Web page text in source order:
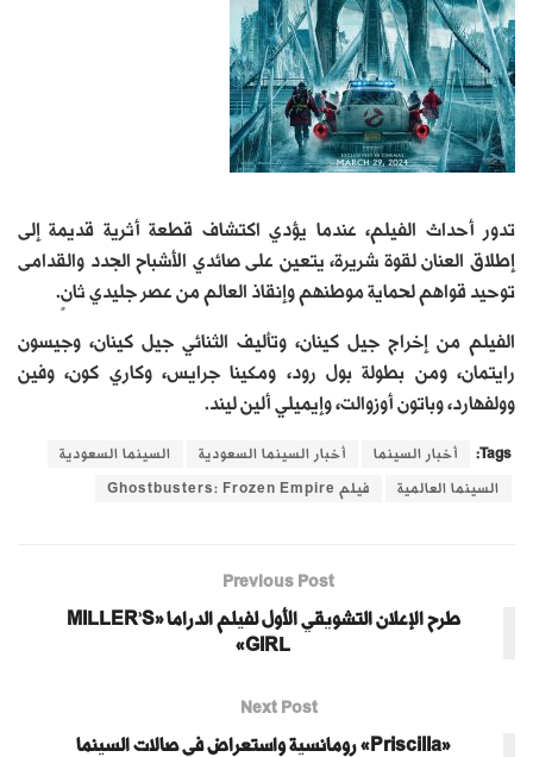
تدور أحداث الفيلم، عندما يؤدي اكتشاف قطعة أثرية قديمة إلى
إطلاق العنان لقوة شريرة، يتعين على صائدي الأشباح الجدد والقدامى
توحيد قواهم لحماية موطنهم وإنقاذ العالم من عصر جليدي ثانٍ.
الفيلم من ﺇﺧﺮاﺝ جيل كينان، وﺗﺄﻟﻴﻒ الثنائي جيل كينان، وجيسون
رايتمان، ومن بطولة بول رود، ومكينا جرايس، وكاري كون، وفين
وولفهارد، وباتون أوزوالت، وإيميلي ألين ليند.
Tags: أخبار السينما أخبار السينما السعودية السينما السعودية
السينما العالمية فيلم Ghostbusters: Frozen Empire
Previous Post
طرح الإعلان التشويقي الأول لفيلم الدراما «MILLER’S
GIRL»
Next Post
«Priscilla» رومانسية واستعراض في صالات السينما